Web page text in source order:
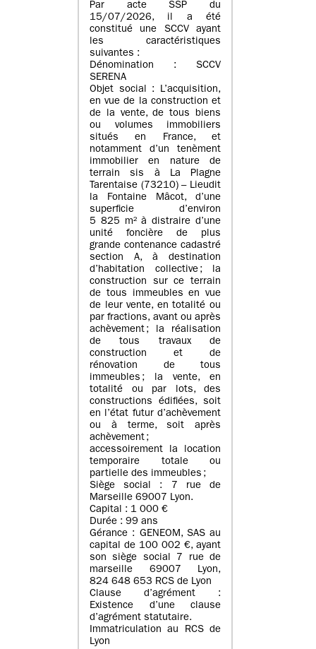
Par acte SSP du
15/07/2026, il a été
constitué une SCCV ayant
les caractéristiques
suivantes :
Dénomination : SCCV
SERENA
Objet social : L’acquisition,
en vue de la construction et
de la vente, de tous biens
ou volumes immobiliers
situés en France, et
notamment d’un tenèment
immobilier en nature de
terrain sis à La Plagne
Tarentaise (73210) – Lieudit
la Fontaine Mâcot, d’une
superficie d’environ
5 825 m² à distraire d’une
unité foncière de plus
grande contenance cadastré
section A, à destination
d’habitation collective ; la
construction sur ce terrain
de tous immeubles en vue
de leur vente, en totalité ou
par fractions, avant ou après
achèvement ; la réalisation
de tous travaux de
construction et de
rénovation de tous
immeubles ; la vente, en
totalité ou par lots, des
constructions édifiées, soit
en l’état futur d’achèvement
ou à terme, soit après
achèvement ;
accessoirement la location
temporaire totale ou
partielle des immeubles ;
Siège social : 7 rue de
Marseille 69007 Lyon.
Capital : 1 000 €
Durée : 99 ans
Gérance : GENEOM, SAS au
capital de 100 002 €, ayant
son siège social 7 rue de
marseille 69007 Lyon,
824 648 653 RCS de Lyon
Clause d’agrément :
Existence d’une clause
d’agrément statutaire.
Immatriculation au RCS de
Lyon